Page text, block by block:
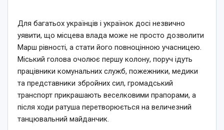
Для багатьох українців і українок досі незвично
уявити, що місцева влада може не просто дозволити
Марш рівності, а стати його повноцінною учасницею.
Міський голова очолює першу колону, поруч ідуть
працівники комунальних служб, пожежники, медики
та представники збройних сил, громадський
транспорт прикрашають веселковими прапорами, а
після ходи ратуша перетворюється на величезний
танцювальний майданчик.